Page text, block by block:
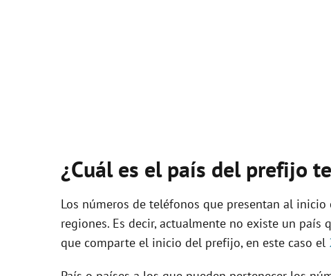
¿Cuál es el país del prefijo
Los números de teléfonos que presentan al inicio
regiones. Es decir, actualmente no existe un país
que comparte el inicio del prefijo, en este caso el